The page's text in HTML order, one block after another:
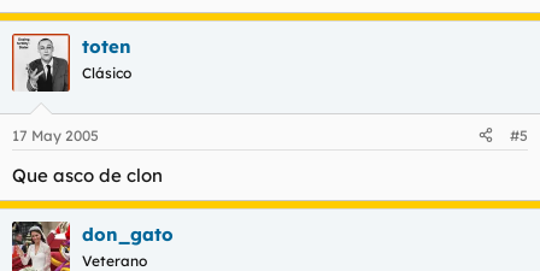
toten
Clásico
17 May 2005 #5
Que asco de clon
don_gato
Veterano